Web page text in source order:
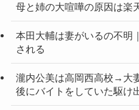
母と姉の大喧嘩の原因は楽
本田大輔は妻がいるの不明
される
瀧内公美は高岡西高校→大
後にバイトをしていた駆け